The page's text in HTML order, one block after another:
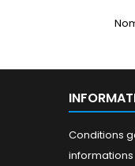
Conditions